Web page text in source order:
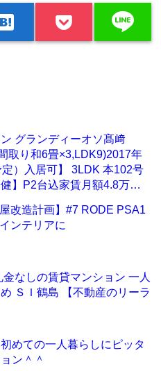
line
グランディーオソ髙﨑
取り和6畳×3,LDK9)2017年
）入居可】 3LDK 本102号
】P2台込家賃月額4.8万…
屋改造計画】#7 RODE PSA1
ンテリアに
なしの賃貸マンション 一人
ＳＩ鶴島 【不動産のリーラ
めての一人暮らしにピッタ
ン＾＾